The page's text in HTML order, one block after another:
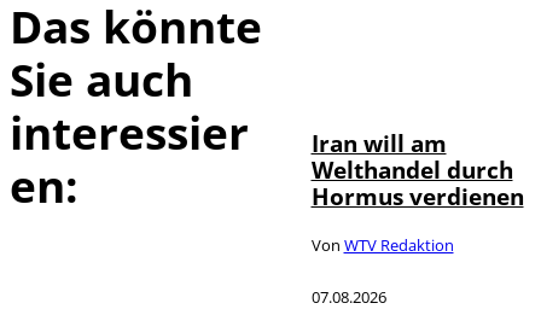
Das könnte
Sie auch
interessier
en:
Iran will am
Welthandel durch
Hormus verdienen
Von WTV Redaktion
07.08.2026